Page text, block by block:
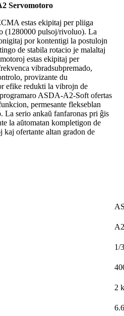
Servomotoro
estas ekipitaj per pliiga
(1280000 pulsoj/rivoluo). La
por kontentigi la postulojn
de stabila rotacio je malaltaj
estas ekipitaj per
vibradsubpremado,
provizante du
efike redukti la vibrojn de
ASDA-A2-Soft ofertas
permesante flekseblan
La serio ankaŭ fanfaronas pri ĝis
la aŭtomatan kompletigon de
kaj ofertante altan gradon de
1/
2